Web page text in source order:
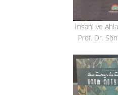
İnsani ve
Prof. Dr.